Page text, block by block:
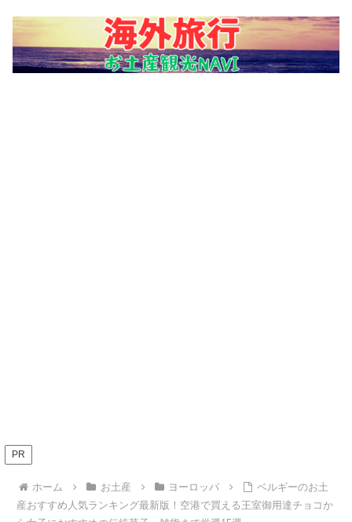
PR
ホーム お土産 ヨーロッパ
ベルギーのお土
産おすすめ人気ランキング最新版！空港で買える王室御用達チョコか